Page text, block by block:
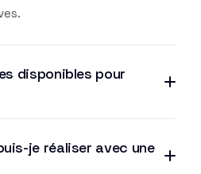
disponibles pour
je réaliser avec une